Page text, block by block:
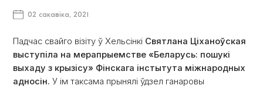
02 сакавіка, 2021
Падчас свайго візіту ў Хельсінкі Святлана Ціханоўская
выступіла на мерапрыемстве «Беларусь: пошукі
выхаду з крызісу» Фінскага інстытута міжнародных
адносін. У ім таксама прынялі ўдзел ганаровы